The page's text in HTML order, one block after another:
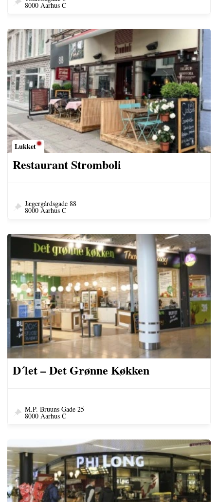
8000 Aarhus C
Lukket
Restaurant Stromboli
Jægergårdsgade 88
8000 Aarhus C
D´let – Det Grønne Køkken
M.P. Bruuns Gade 25
8000 Aarhus C